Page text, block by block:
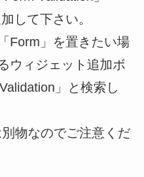
して下さい。
Form」を置きたい場
ウィジェット追加ボ
」と検索し
物なのでご注意くだ